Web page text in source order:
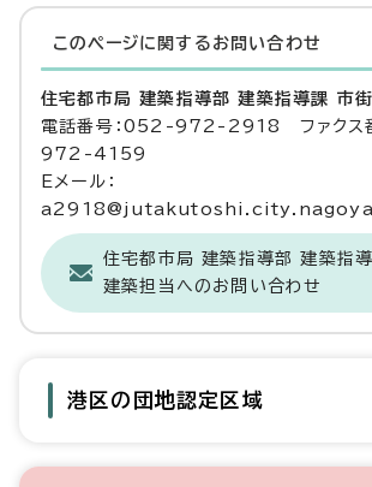
このページに関する お問い合わせ
住宅都市局 建築指導部 建築指導課 市
電話番号：052-972-2918 ファクス
972-4159
Eメール：
住宅都市局 建築指導部 建築指
建築担当へのお問い合わせ
港区の団地認定区域